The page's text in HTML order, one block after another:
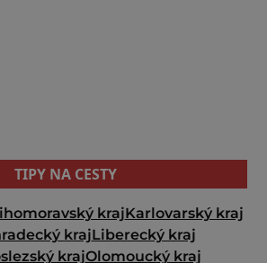
TIPY NA CESTY
krajKarlovarský kraj
krajLiberecký kraj
krajOlomoucký kraj